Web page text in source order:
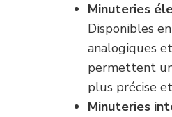
Minuteries
Disponibles
analogiques
permettent
plus précise
Minuteries